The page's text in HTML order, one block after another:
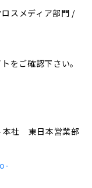
スメディア部門 /
をご確認下さい。
本社 東日本営業部